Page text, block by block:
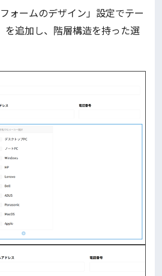
ームのデザイン」設定でテー
を追加し、階層構造を持った選